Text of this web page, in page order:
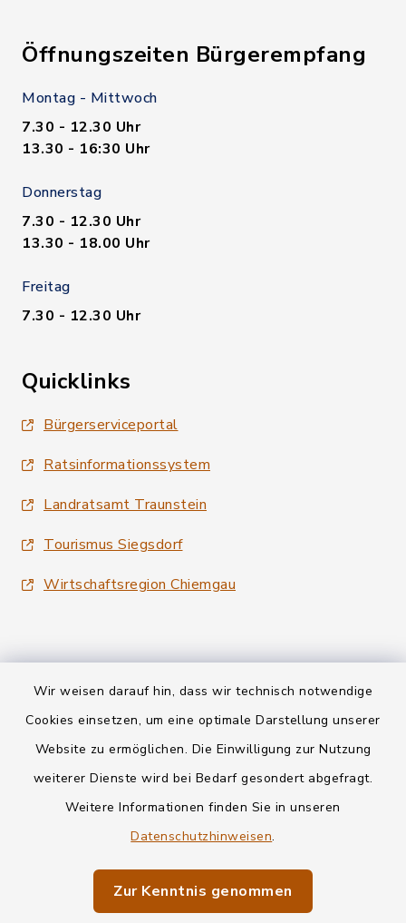
Wir weisen darauf hin, dass wir technisch notwendige
Cookies einsetzen, um eine optimale Darstellung unserer
Website zu ermöglichen. Die Einwilligung zur Nutzung
weiterer Dienste wird bei Bedarf gesondert abgefragt.
Weitere Informationen finden Sie in unseren
Datenschutzhinweisen.
Zur Kenntnis genommen
Öffnungszeiten Bürgerempfang
Montag - Mittwoch
7.30 - 12.30 Uhr
13.30 - 16:30 Uhr
Donnerstag
7.30 - 12.30 Uhr
13.30 - 18.00 Uhr
Freitag
7.30 - 12.30 Uhr
Quicklinks
Bürgerserviceportal
Ratsinformationssystem
Landratsamt Traunstein
Tourismus Siegsdorf
Wirtschaftsregion Chiemgau
Kontakt
Informationspflichten
Impressum